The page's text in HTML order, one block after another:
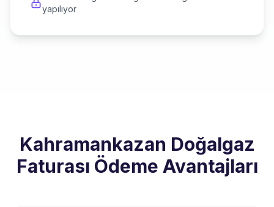
yapılıyor
Kahramankazan Doğalgaz
Faturası Ödeme Avantajları